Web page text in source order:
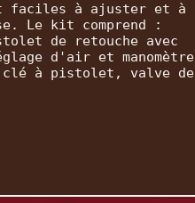
faciles à ajuster et à
Le kit comprend :
de retouche avec
d'air et manomètre
clé à pistolet, valve de